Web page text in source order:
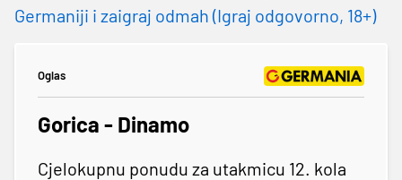
Germaniji i zaigraj odmah (Igraj odgovorno, 18+)
Oglas
Gorica - Dinamo
Cjelokupnu ponudu za utakmicu 12. kola